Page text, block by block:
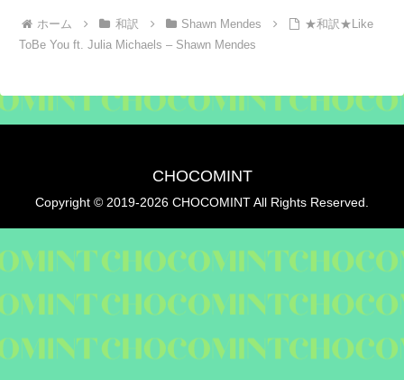
ホーム 和訳 Shawn Mendes
★和訳★Like
ToBe You ft. Julia Michaels – Shawn Mendes
CHOCOMINT
Copyright © 2019-2026 CHOCOMINT All Rights Reserved.